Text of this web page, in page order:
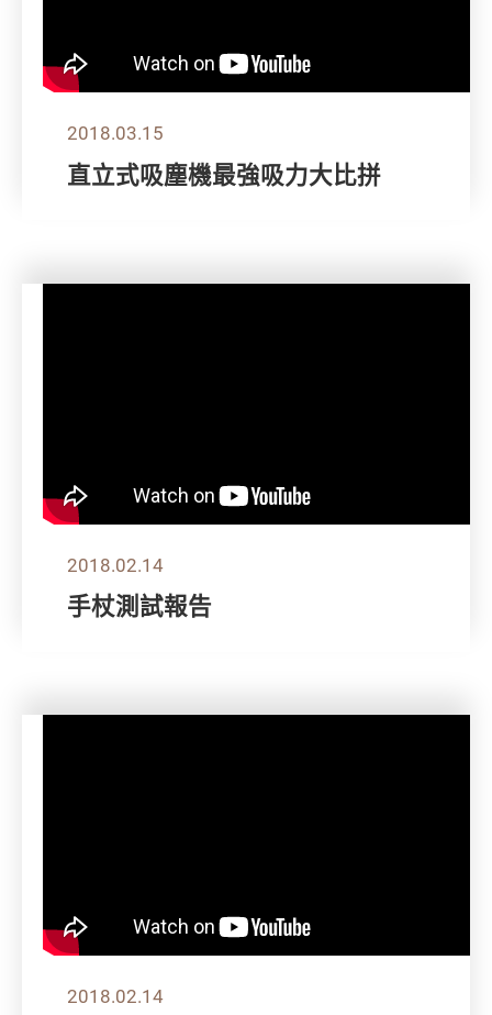
2018.03.15
直立式吸塵機最強吸力大比拼
2018.02.14
手杖測試報告
2018.02.14